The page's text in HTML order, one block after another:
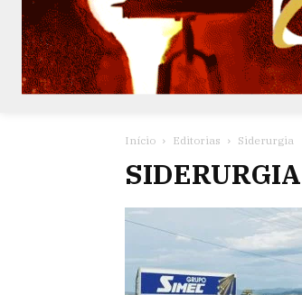
Início Editorias Siderurgia
SIDERURGIA